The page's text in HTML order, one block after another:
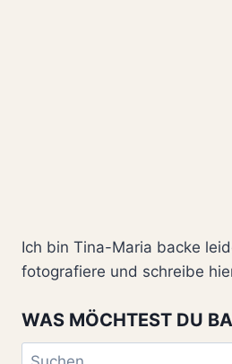
Ich bin Tina-Maria backe
fotografiere und schreibe
WAS MÖCHTEST DU
Suchen